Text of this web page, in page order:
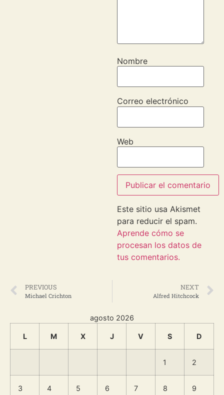
Nombre
Correo electrónico
Web
Este sitio usa Akismet
para reducir el spam.
Aprende cómo se
procesan los datos de
tus comentarios.
PREVIOUS
Michael Crichton
NEXT
Alfred Hitchcock
agosto 2026
L M X J V S D
1 2
3 4 5 6 7 8 9